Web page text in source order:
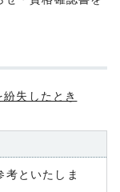
失したとき
考といたしま